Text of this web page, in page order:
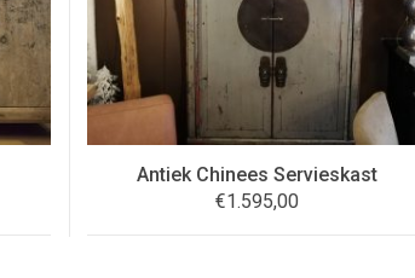
Antiek Chinees Servieskast
€1.595,00